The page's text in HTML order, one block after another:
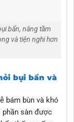
bẩn, nâng tầm
và tiện nghi hơn
bụi bẩn và
bám bùn và khó
phần sàn được